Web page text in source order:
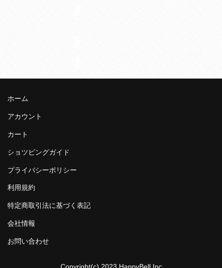
ホーム
アカウント
カート
ショツピングガイド
プライバシーポリシー
利用規約
特定商取引法に基づく表記
会社情報
お問い合わせ